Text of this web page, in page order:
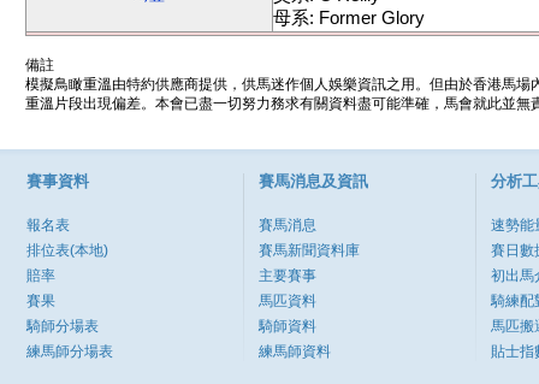
母系: Former Glory
備註
模擬鳥瞰重溫由特約供應商提供，供馬迷作個人娛樂資訊之用。但由於香港馬
重溫片段出現偏差。本會已盡一切努力務求有關資料盡可能準確，馬會就此並
賽事資料
報名表
排位表(本地)
賠率
賽果
騎師分場表
練馬師分場表
賽馬消息及資訊
賽馬消息
賽馬新聞資料庫
主要賽事
馬匹資料
騎師資料
練馬師資料
分析
速勢能
賽日數
初出馬
騎練配
馬匹搬
貼士指